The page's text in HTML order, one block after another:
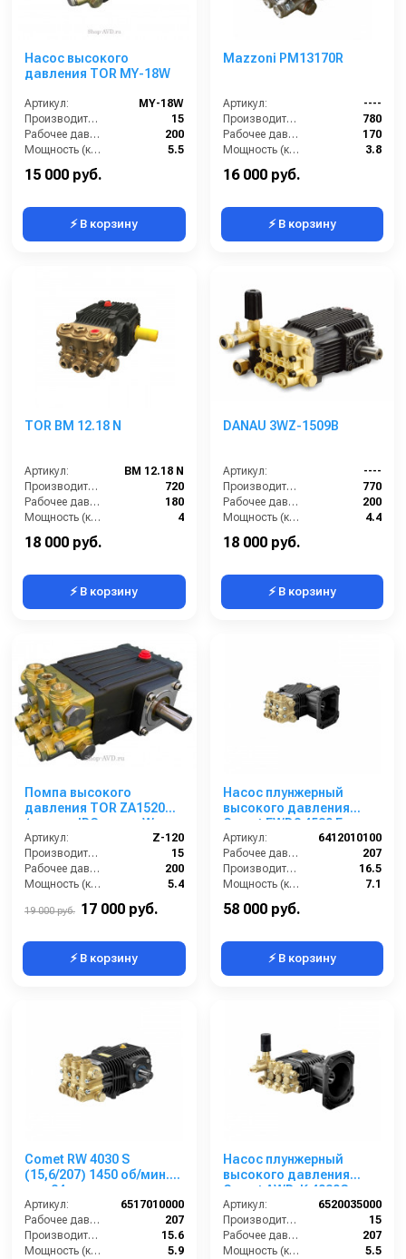
Насос высокого
давления TOR MY-18W
Артикул:
MY-18W
Производительность (л/мин):
15
Рабочее давление (бар):
200
Мощность (кВт):
5.5
15 000 руб.
⚡ В корзину
Mazzoni PM13170R
Артикул:
----
Производительность (л/ч):
780
Рабочее давление (бар):
170
Мощность (кВт):
3.8
16 000 руб.
⚡ В корзину
TOR BM 12.18 N
Артикул:
BM 12.18 N
Производительность (л/ч):
720
Рабочее давление (бар):
180
Мощность (кВт):
4
18 000 руб.
⚡ В корзину
DANAU 3WZ-1509B
Артикул:
----
Производительность (л/ч):
770
Рабочее давление (бар):
200
Мощность (кВт):
4.4
18 000 руб.
⚡ В корзину
Помпа высокого
давления TOR ZA1520N
(аналог IPG серии W,
WS)
Артикул:
Z-120
Производительность (л/мин):
15
Рабочее давление (бар):
200
Мощность (кВт):
5.4
19 000 руб. 17 000 руб.
⚡ В корзину
Насос плунжерный
высокого давления
Comet FWD2 4530 E
(16,5/207) 3400 об/мин.1”
1/8 п.в.
Артикул:
6412010100
Рабочее давление (бар):
207
Производительность (л/мин):
16.5
Мощность (кВт):
7.1
Обороты двигателя (об/мин):
58 000 руб.
⚡ В корзину
Comet RW 4030 S
(15,6/207) 1450 об/мин.
вал 24мм
Артикул:
6517010000
Рабочее давление (бар):
207
Производительность (л/мин):
15.6
Мощность (кВт):
5.9
Насос плунжерный
высокого давления
Comet AWD-K 4030G
(15/207) 3400 об/мин.Ø
1”п.в.
Артикул:
6520035000
Производительность (л/мин):
15
Рабочее давление (бар):
207
Мощность (кВт):
5.5